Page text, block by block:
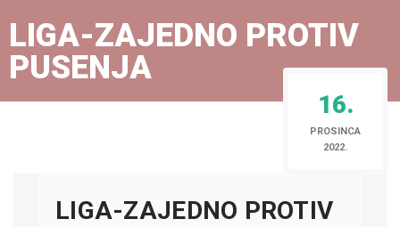
LIGA-ZAJEDNO PROTIV
PUSENJA
16.
PROSINCA
2022.
LIGA-ZAJEDNO PROTIV